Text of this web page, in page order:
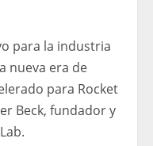
para la industria
nueva era de
para Rocket
Beck, fundador y